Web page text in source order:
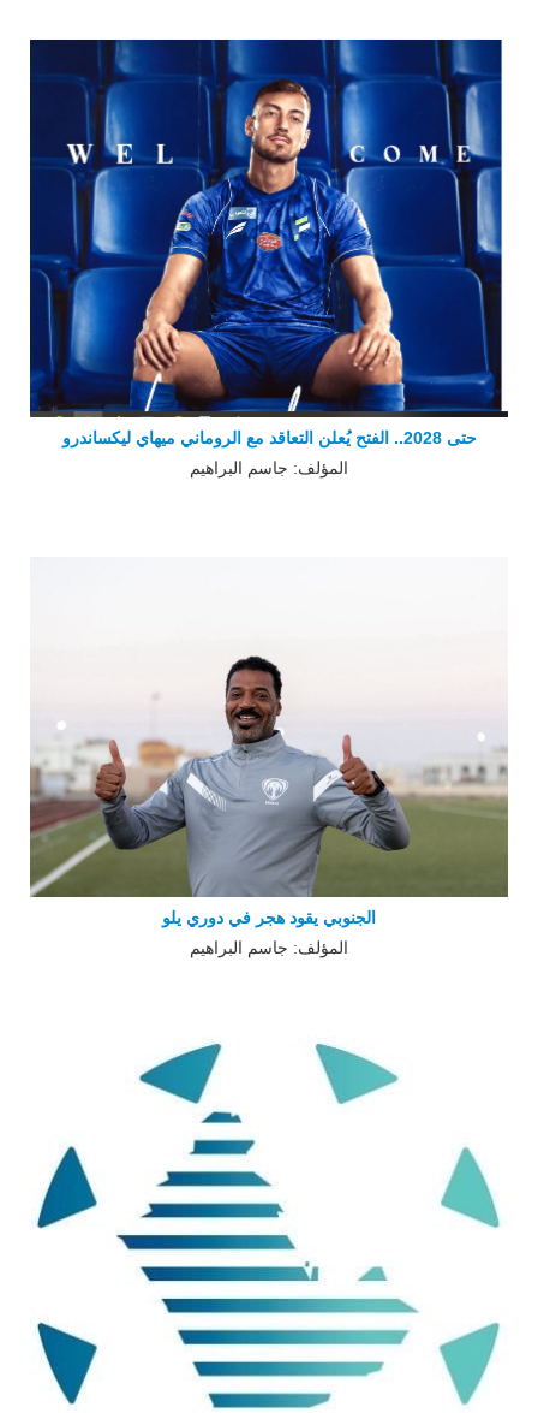
حتى ‏‏2028.. الفتح يُعلن التعاقد مع الروماني ميهاي ليكساندرو
المؤلف: جاسم البراهيم
الجنوبي يقود هجر في دوري يلو
المؤلف: جاسم البراهيم